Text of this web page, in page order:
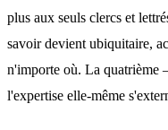
plus aux seuls clercs et
savoir devient ubiquitaire,
n'importe où. La
l'expertise elle-même